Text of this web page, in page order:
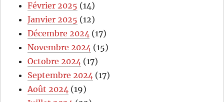
Février 2025 (14)
Janvier 2025 (12)
Décembre 2024 (17)
Novembre 2024 (15)
Octobre 2024 (17)
Septembre 2024 (17)
Août 2024 (19)